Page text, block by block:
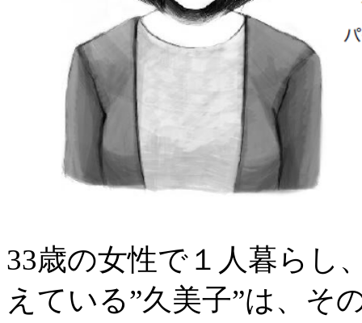
33歳の女性で１人暮らし
えている”久美子”は、そ